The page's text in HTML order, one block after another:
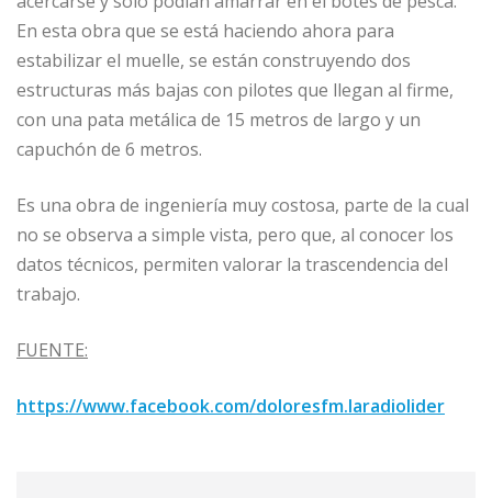
En esta obra que se está haciendo ahora para
estabilizar el muelle, se están construyendo dos
estructuras más bajas con pilotes que llegan al firme,
con una pata metálica de 15 metros de largo y un
capuchón de 6 metros.
Es una obra de ingeniería muy costosa, parte de la cual
no se observa a simple vista, pero que, al conocer los
datos técnicos, permiten valorar la trascendencia del
trabajo.
FUENTE:
https://www.facebook.com/doloresfm.laradiolider